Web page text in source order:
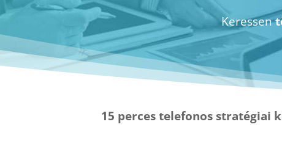
Keressen
15 perces telefonos stratégiai